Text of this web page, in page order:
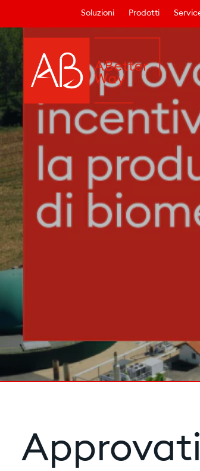
Soluzioni Prodotti